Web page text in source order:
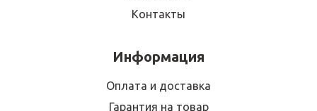
Контакты
Информация
Оплата и доставка
Гарантия на товар